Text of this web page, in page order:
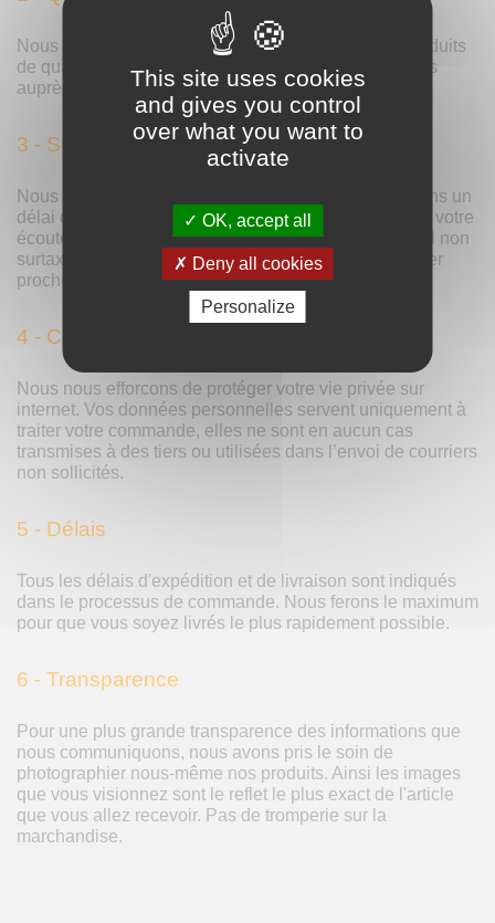
Nous nous engageons à fournir à nos clients des produits
de qualité. Les matières premières sont sélectionnées
auprès de fournisseur connus pour leur fiabilité.
3 - Service client accessible
Nous nous efforcons de répondre à vos questions dans un
délai de 48h. Notre service commercial est toujours à votre
écoute soit par téléphone (pas ou peu d'attente, appel non
surtaxé), par e-mail, ou par fax. Nous souhaitons rester
proches de nos clients.
4 - Confidentialité
Nous nous efforcons de protéger votre vie privée sur
internet. Vos données personnelles servent uniquement à
traiter votre commande, elles ne sont en aucun cas
transmises à des tiers ou utilisées dans l’envoi de courriers
non sollicités.
5 - Délais
Tous les délais d'expédition et de livraison sont indiqués
dans le processus de commande. Nous ferons le maximum
pour que vous soyez livrés le plus rapidement possible.
6 - Transparence
Pour une plus grande transparence des informations que
nous communiquons, nous avons pris le soin de
photographier nous-même nos produits. Ainsi les images
que vous visionnez sont le reflet le plus exact de l'article
que vous allez recevoir. Pas de tromperie sur la
marchandise.
This site uses cookies
and gives you control
over what you want to
activate
OK, accept all
Deny all cookies
Personalize